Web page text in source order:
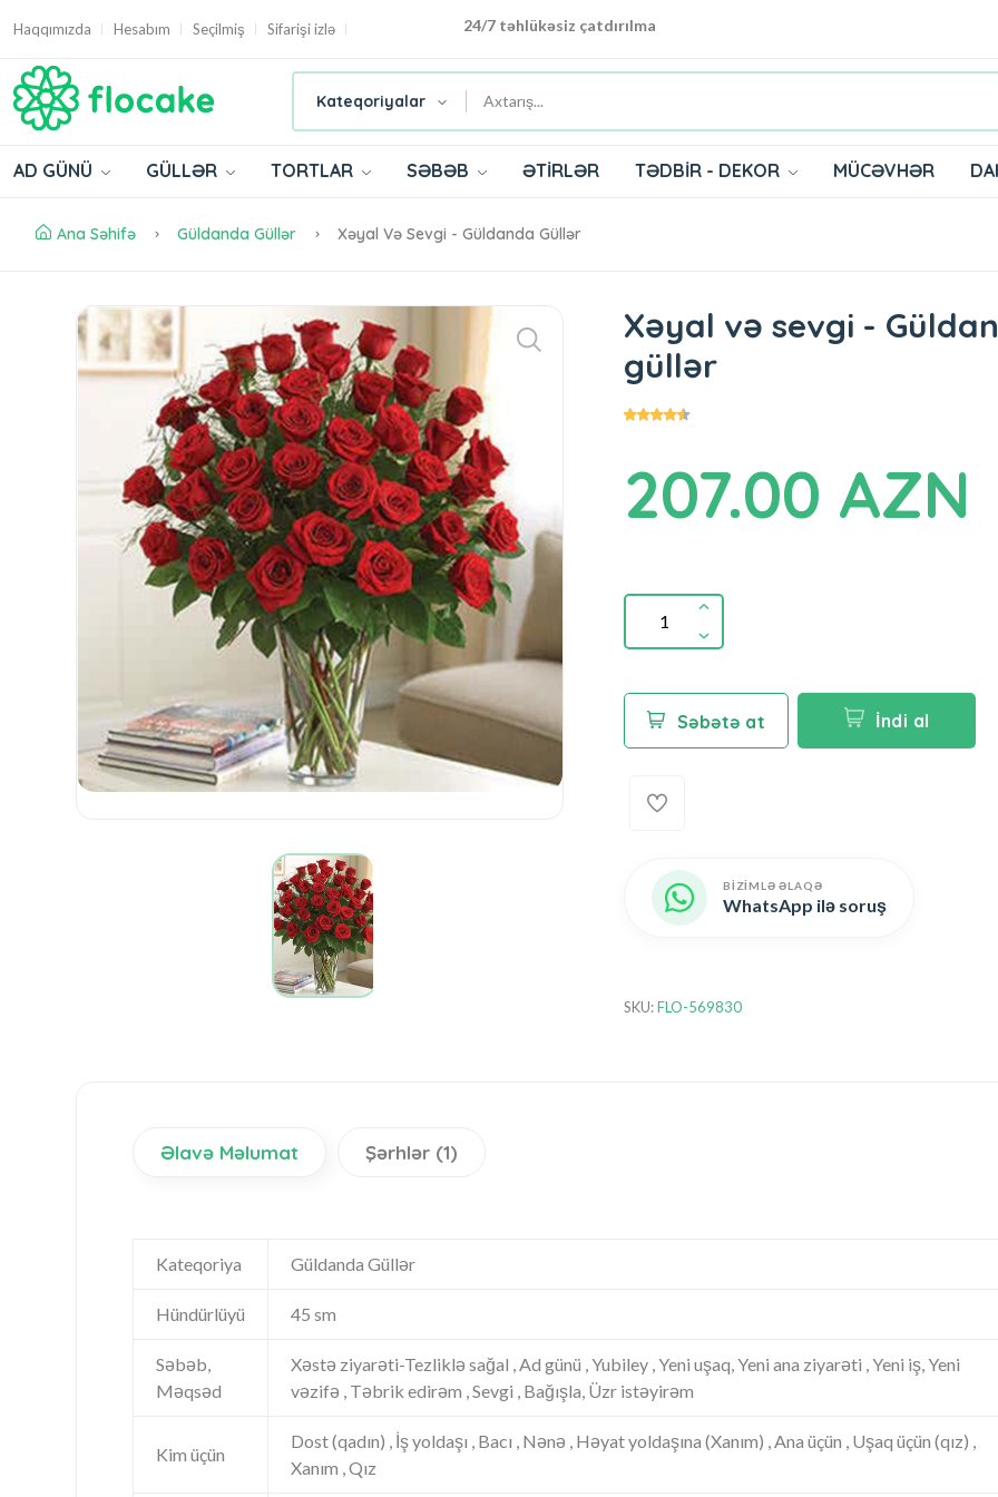
Haqqımızda Hesabım Seçilmiş Sifarişi izlə 24/7 təhlükəsiz çatdırılma
Kateqoriyalar
AD GÜNÜ GÜLLƏR TORTLAR SƏBƏB ƏTİRLƏR TƏDBİR - DEKOR MÜCƏVHƏR
Ana Səhifə Güldanda Güllər Xəyal Və Sevgi - Güldanda Güllər
Xəyal və sevgi -
güllər
207.00 AZN
Səbətə at İndi al
BİZİMLƏ ƏLAQƏ
WhatsApp ilə soruş
SKU:FLO-569830
Əlavə Məlumat Şərhlər (1)
Kateqoriya Güldanda Güllər
Hündürlüyü 45 sm
Səbəb,
Məqsəd
Xəstə ziyarəti-Tezliklə sağal , Ad günü , Yubiley , Yeni uşaq, Yeni ana ziyarəti , Yeni iş, Yeni
vəzifə , Təbrik edirəm , Sevgi , Bağışla, Üzr istəyirəm
Kim üçün
Dost (qadın) , İş yoldaşı , Bacı , Nənə , Həyat yoldaşına (Xanım) , Ana üçün , Uşaq üçün (qız) ,
Xanım , Qız